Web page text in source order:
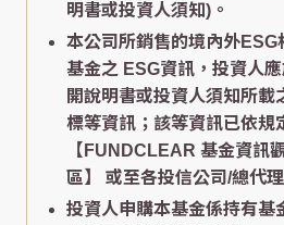
明書或投資人須知)。
本公司所銷售的境內外ESG
基金之 ESG資訊，投資人
開說明書或投資人須知所載
標等資訊；該等資訊已依規
【FUNDCLEAR 基金資訊
區】
或至各投信公司/總代
投資人申購本基金係持有基